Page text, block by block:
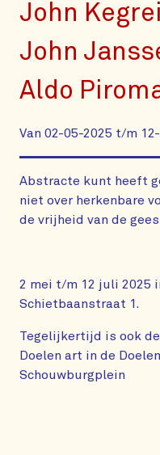
John
John
Aldo
Van 02-05-2025 t/m
Abstracte kunt heeft
niet over herkenbare
de vrijheid van de
2 mei t/m 12 juli 2025
Schietbaanstraat 1.
Tegelijkertijd is ook
Doelen art in de
Schouwburgplein